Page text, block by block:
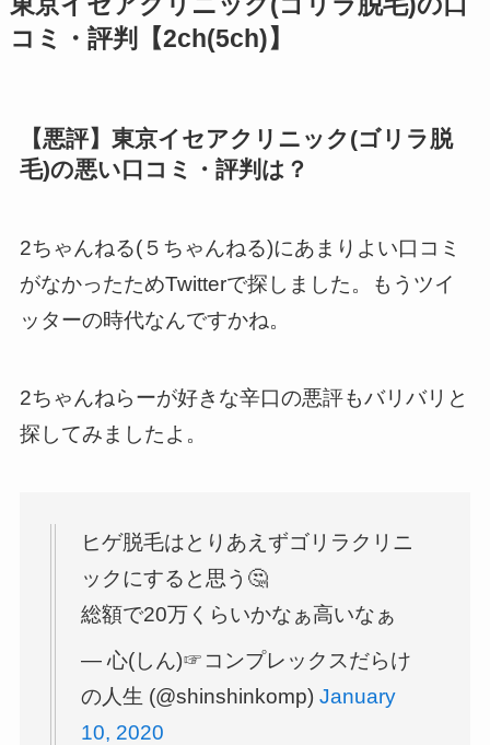
コミ・評判【2ch(5ch)】
【悪評】東京イセアクリニック(ゴリラ脱
毛)の悪い口コミ・評判は？
2ちゃんねる(５ちゃんねる)にあまりよい口コミ
がなかったためTwitterで探しました。もうツイ
ッターの時代なんですかね。
2ちゃんねらーが好きな辛口の悪評もバリバリと
探してみましたよ。
ヒゲ脱毛はとりあえずゴリラクリニ
ックにすると思う🤔
総額で20万くらいかなぁ高いなぁ
— 心(しん)☞コンプレックスだらけ
の人生 (@shinshinkomp)January
10, 2020